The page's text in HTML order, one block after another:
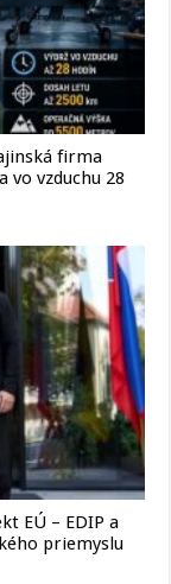
firma
vo vzduchu 28
EÚ – EDIP a
priemyslu